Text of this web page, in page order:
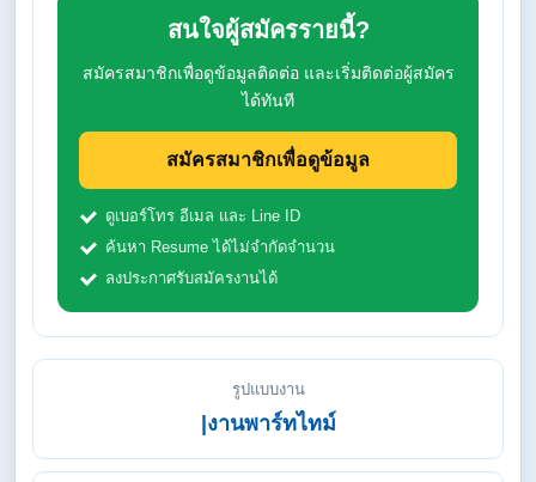
สนใจผู้สมัครรายนี้?
สมัครสมาชิกเพื่อดูข้อมูลติดต่อ และเริ่มติดต่อผู้สมัคร
ได้ทันที
สมัครสมาชิกเพื่อดูข้อมูล
ดูเบอร์โทร อีเมล และ Line ID
ค้นหา Resume ได้ไม่จำกัดจำนวน
ลงประกาศรับสมัครงานได้
รูปแบบงาน
|งานพาร์ทไทม์